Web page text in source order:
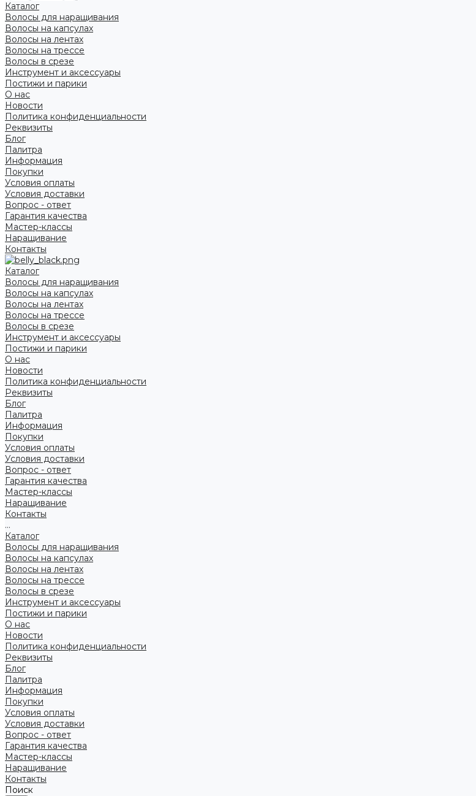
Каталог
Волосы для наращивания
Волосы на капсулах
Волосы на лентах
Волосы на трессе
Волосы в срезе
Инструмент и аксессуары
Постижи и парики
О нас
Новости
Политика конфиденциальности
Реквизиты
Блог
Палитра
Информация
Покупки
Условия оплаты
Условия доставки
Вопрос - ответ
Гарантия качества
Мастер-классы
Наращивание
Контакты
Каталог
Волосы для наращивания
Волосы на капсулах
Волосы на лентах
Волосы на трессе
Волосы в срезе
Инструмент и аксессуары
Постижи и парики
О нас
Новости
Политика конфиденциальности
Реквизиты
Блог
Палитра
Информация
Покупки
Условия оплаты
Условия доставки
Вопрос - ответ
Гарантия качества
Мастер-классы
Наращивание
Контакты
...
Каталог
Волосы для наращивания
Волосы на капсулах
Волосы на лентах
Волосы на трессе
Волосы в срезе
Инструмент и аксессуары
Постижи и парики
О нас
Новости
Политика конфиденциальности
Реквизиты
Блог
Палитра
Информация
Покупки
Условия оплаты
Условия доставки
Вопрос - ответ
Гарантия качества
Мастер-классы
Наращивание
Контакты
Поиск